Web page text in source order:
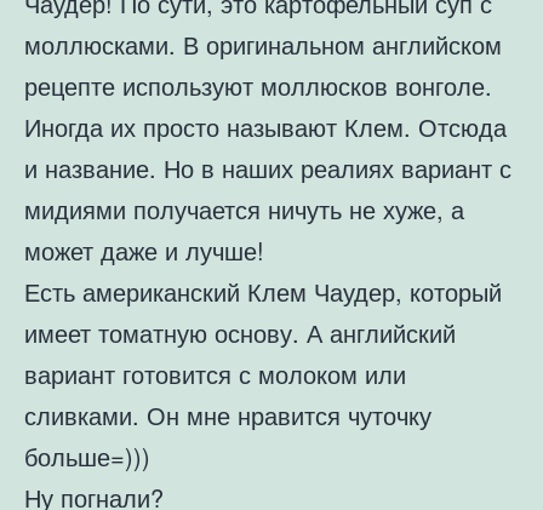
моллюсками. В оригинальном английском
рецепте используют моллюсков вонголе.
Иногда их просто называют Клем. Отсюда
и название. Но в наших реалиях вариант с
мидиями получается ничуть не хуже, а
может даже и лучше!
Есть американский Клем Чаудер, который
имеет томатную основу. А английский
вариант готовится с молоком или
сливками. Он мне нравится чуточку
больше=)))
Ну погнали?